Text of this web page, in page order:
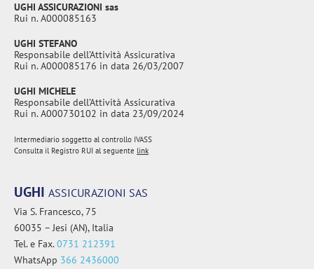
UGHI ASSICURAZIONI sas
Rui n. A000085163
UGHI STEFANO
Responsabile dell’Attività Assicurativa
Rui n. A000085176 in data 26/03/2007
UGHI MICHELE
Responsabile dell’Attività Assicurativa
Rui n. A000730102 in data 23/09/2024
Intermediario soggetto al controllo IVASS
Consulta il Registro RUI al seguente link
UGHI ASSICURAZIONI SAS
Via S. Francesco, 75
60035 – Jesi (AN), Italia
Tel. e Fax.0731 212391
WhatsApp 366 2436000